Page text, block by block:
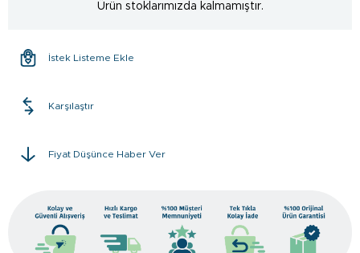
Ürün stoklarımızda kalmamıştır.
İstek Listeme Ekle
Karşılaştır
Fiyat Düşünce Haber Ver